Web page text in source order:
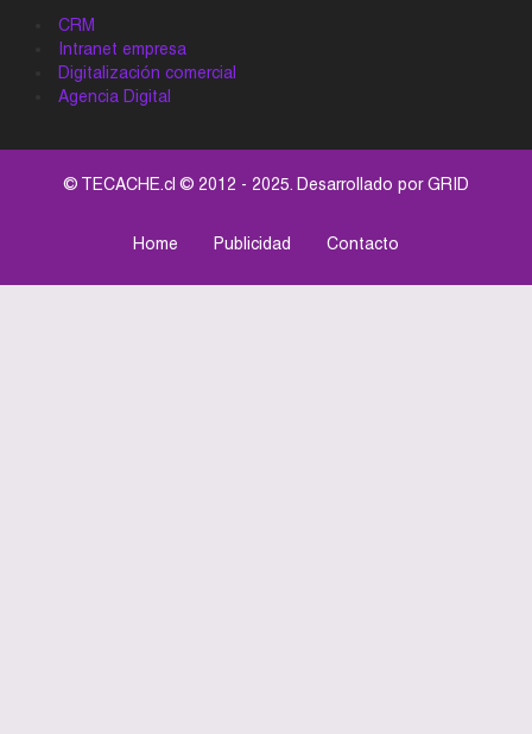
CRM
Intranet empresa
Digitalización comercial
Agencia Digital
© TECACHE.cl © 2012 - 2025. Desarrollado porGRID
Home Publicidad Contacto